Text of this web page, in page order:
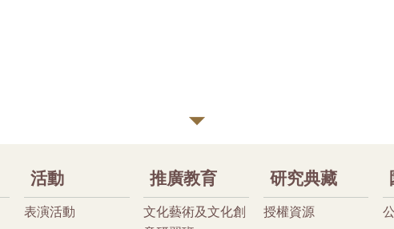
活動
表演活動
推廣教育
文化藝術及文化創
研究典藏
授權資源